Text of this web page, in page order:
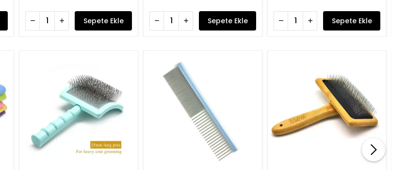
Sepete Ekle Sepete Ekle Sepete Ekle